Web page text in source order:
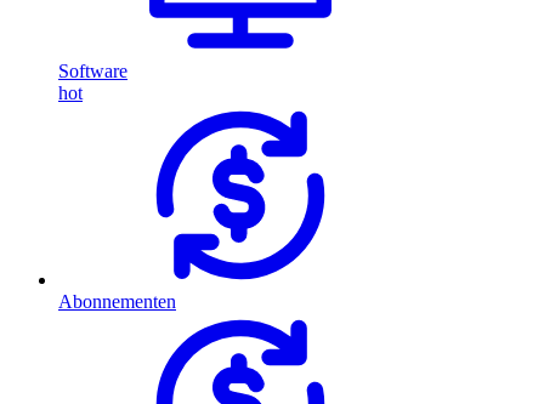
Software
hot
Abonnementen